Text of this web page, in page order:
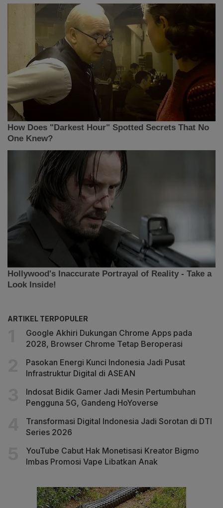
ARTIKEL TERPOPULER
Google Akhiri Dukungan Chrome Apps pada
2028, Browser Chrome Tetap Beroperasi
Pasokan Energi Kunci Indonesia Jadi Pusat
Infrastruktur Digital di ASEAN
Indosat Bidik Gamer Jadi Mesin Pertumbuhan
Pengguna 5G, Gandeng HoYoverse
Transformasi Digital Indonesia Jadi Sorotan di DTI
Series 2026
YouTube Cabut Hak Monetisasi Kreator Bigmo
Imbas Promosi Vape Libatkan Anak